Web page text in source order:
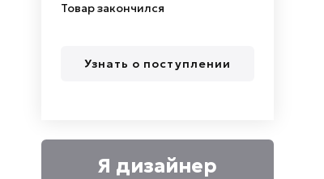
Товар закончился
Узнать о поступлении
Я дизайнер